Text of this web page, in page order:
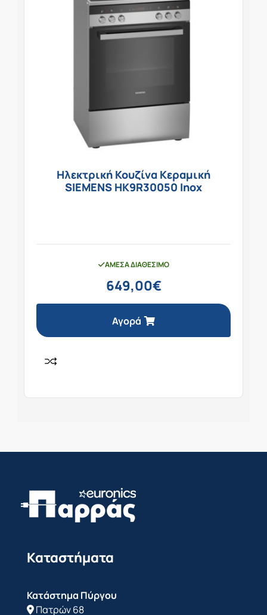
Ηλεκτρική Κουζίνα Κεραμική
SIEMENS HK9R30050 Inox
ΆΜΕΣΑ ΔΙΑΘΈΣΙΜΟ
649,00€
Αγορά
Καταστήματα
Κατάστημα Πύργου
Πατρών 68